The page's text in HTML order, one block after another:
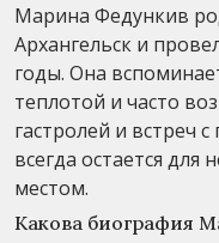
Марина Федункив
Архангельск и
годы. Она
теплотой и часто
гастролей и встреч
всегда остается
местом.
Какова биография